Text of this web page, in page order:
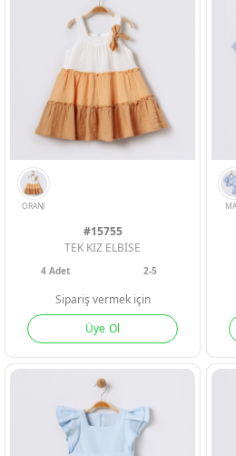
PEMBE EKRU
#15755
TEK KIZ ELBİSE
4Adet 2-5
Sipariş vermek için
Üye Ol